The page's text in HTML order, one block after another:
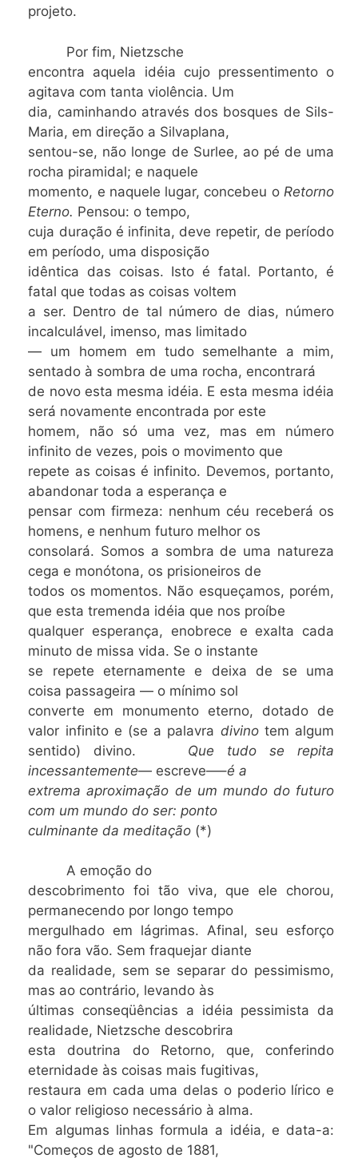
projeto.
Por fim, Nietzsche
encontra aquela idéia cujo pressentimento o
agitava com tanta violência. Um
dia, caminhando através dos bosques de Sils-
Maria, em direção a Silvaplana,
sentou-se, não longe de Surlee, ao pé de uma
rocha piramidal; e naquele
momento, e naquele lugar, concebeu o Retorno
Eterno. Pensou: o tempo,
cuja duração é infinita, deve repetir, de período
em período, uma disposição
idêntica das coisas. Isto é fatal. Portanto, é
fatal que todas as coisas voltem
a ser. Dentro de tal número de dias, número
incalculável, imenso, mas limitado
— um homem em tudo semelhante a mim,
sentado à sombra de uma rocha, encontrará
de novo esta mesma idéia. E esta mesma idéia
será novamente encontrada por este
homem, não só uma vez, mas em número
infinito de vezes, pois o movimento que
repete as coisas é infinito. Devemos, portanto,
abandonar toda a esperança e
pensar com firmeza: nenhum céu receberá os
homens, e nenhum futuro melhor os
consolará. Somos a sombra de uma natureza
cega e monótona, os prisioneiros de
todos os momentos. Não esqueçamos, porém,
que esta tremenda idéia que nos proíbe
qualquer esperança, enobrece e exalta cada
minuto de missa vida. Se o instante
se repete eternamente e deixa de se uma
coisa passageira — o mínimo sol
converte em monumento eterno, dotado de
valor infinito e (se a palavra divino tem algum
sentido) divino. Que tudo se repita
incessantemente— escreve—–é a
extrema aproximação de um mundo do futuro
com um mundo do ser: ponto
culminante da meditação (*)
A emoção do
descobrimento foi tão viva, que ele chorou,
permanecendo por longo tempo
mergulhado em lágrimas. Afinal, seu esforço
não fora vão. Sem fraquejar diante
da realidade, sem se separar do pessimismo,
mas ao contrário, levando às
últimas conseqüências a idéia pessimista da
realidade, Nietzsche descobrira
esta doutrina do Retorno, que, conferindo
eternidade às coisas mais fugitivas,
restaura em cada uma delas o poderio lírico e
o valor religioso necessário à alma.
Em algumas linhas formula a idéia, e data-a:
"Começos de agosto de 1881,